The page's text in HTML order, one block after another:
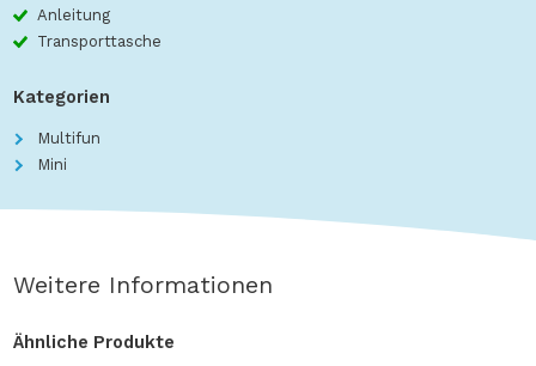
Anleitung
Transporttasche
Kategorien
Multifun
Mini
Weitere Informationen
Ähnliche Produkte